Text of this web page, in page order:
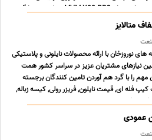
ایکس FOWNIX , بدنه ام وی ام MVM X22 PRO , جلوبندی سانگ ...
متالایز
های نوروزخان با ارائه محصولات نایلونی و پلاستیکی
نیازهای مشتریان عزیز در سراسر کشور همت
را با گرد هم آوردن تامین کنندگان برجسته
فله ای, قیمت نایلون, فریزر رولی, کیسه زباله,
کیپ پلاستی ... ...
عمودی